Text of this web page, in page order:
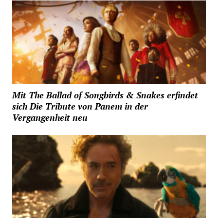
Mit The Ballad of Songbirds & Snakes erfindet
sich Die Tribute von Panem in der
Vergangenheit neu